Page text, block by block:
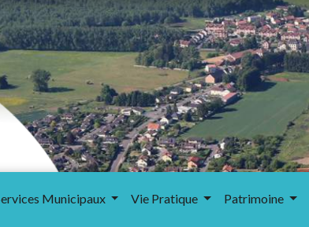
Municipaux Vie Pratique Patrimoine